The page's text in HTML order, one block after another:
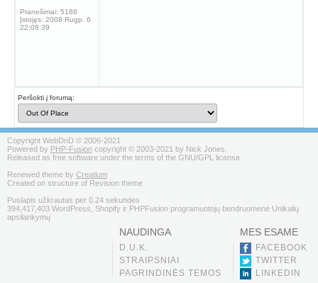
Pranešimai: 5188
Įstojęs: 2008 Rugp. 6
22:08:39
Peršokti į forumą:
Copyright WebDnD © 2006-2021
Powered by PHP-Fusion copyright © 2003-2021 by Nick Jones.
Released as free software under the terms of the GNU/GPL license.
Renewed theme by Creatium
Created on structure of Revision theme
Puslapis užkrautas per 0.24 sekundes
394,417,403 WordPress, Shopify ir PHPFusion programuotojų bendruomenė Unikalių
apsilankymų
NAUDINGA
D.U.K.
STRAIPSNIAI
PAGRINDINĖS TEMOS
MES ESAME
FACEBOOK
TWITTER
LINKEDIN